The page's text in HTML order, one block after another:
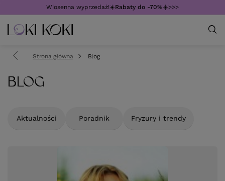
Wiosenna wyprzedaż!☀️Rabaty do -70%☀️>>>
Strona główna Blog
BLOG
Aktualności Poradnik Fryzury i trendy